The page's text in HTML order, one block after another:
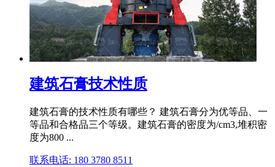
建筑石膏技术性质
建筑石膏的技术性质有哪些？ 建筑石膏分为优等品、一
等品和合格品三个等级。建筑石膏的密度为/cm3,堆积密
度为800 ...
联系电话: 180 3780 8511